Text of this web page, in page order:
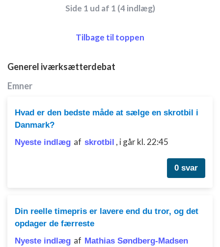
Side 1 ud af 1 (4 indlæg)
Tilbage til toppen
Generel iværksætterdebat
Emner
Hvad er den bedste måde at sælge en skrotbil i
Danmark?
Nyeste indlæg af skrotbil , i går kl. 22:45
0 svar
Din reelle timepris er lavere end du tror, og det
opdager de færreste
Nyeste indlæg af Mathias Søndberg-Madsen